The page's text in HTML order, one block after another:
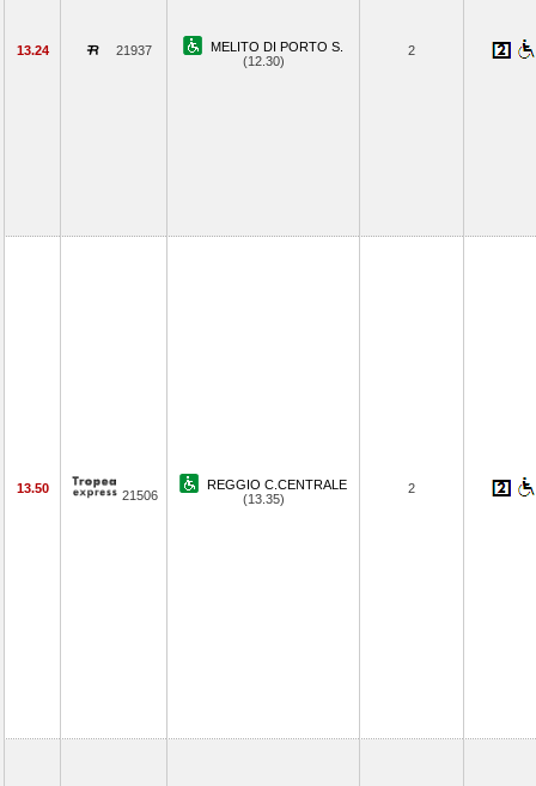
13.24 21937
MELITO DI PORTO S.
(12.30)
2
13.50 21506
REGGIO C.CENTRALE
(13.35)
2